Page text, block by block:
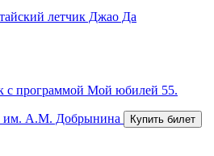
летчик Джао Да
программой Мой юбилей 55.
А.М. Добрынина